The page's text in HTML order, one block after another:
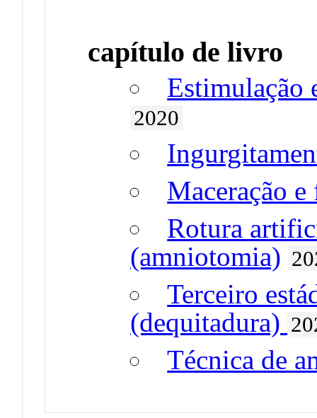
capítulo de livro
Estimulação
2020
Maceração
Rotura
(amniotomia)
Terceiro
(dequitadura)
Técnica de